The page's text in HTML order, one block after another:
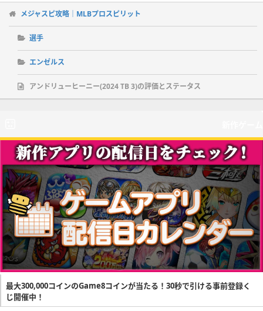
メジャスピ攻略｜MLBプロスピリット
選手
エンゼルス
アンドリューヒーニー(2024 TB 3)の評価とステータス
最大300,000コインのGame8コインが当たる！30秒で引ける事前登録く
じ開催中！